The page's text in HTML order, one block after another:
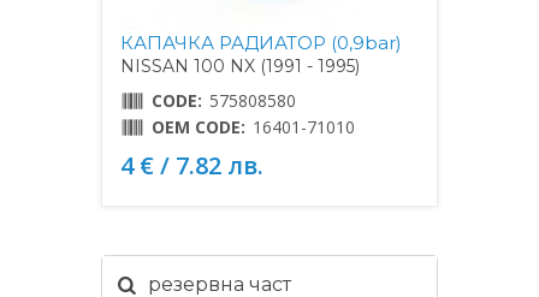
КАПАЧКА РАДИАТОР (0,9bar)
NISSAN 100 NX (1991 - 1995)
CODE: 575808580
OEM CODE: 16401-71010
4 € / 7.82 лв.
резервна част